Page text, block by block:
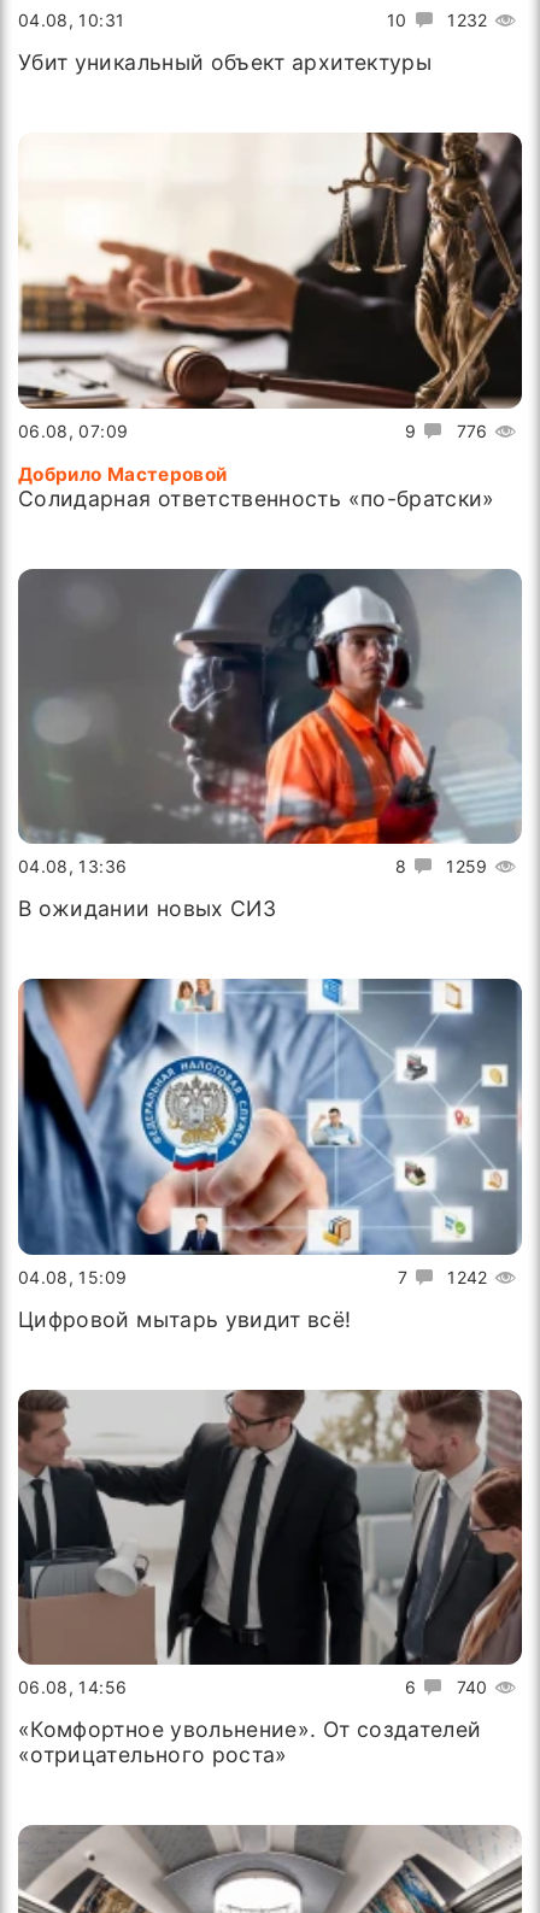
10 1232
04.08, 10:31
Убит уникальный объект архитектуры
9 776
06.08, 07:09
Добрило Мастеровой
Солидарная ответственность «по-братски»
8 1259
04.08, 13:36
В ожидании новых СИЗ
7 1242
04.08, 15:09
Цифровой мытарь увидит всё!
6 740
06.08, 14:56
«Комфортное увольнение». От создателей
«отрицательного роста»